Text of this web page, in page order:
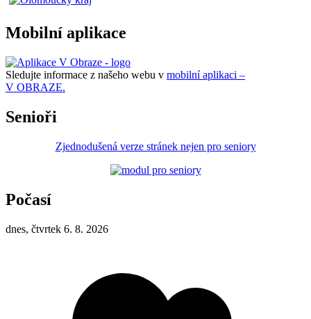
Mobilní aplikace
Sledujte informace z našeho webu v mobilní aplikaci –
V OBRAZE.
Senioři
Zjednodušená verze stránek nejen pro seniory
Počasí
dnes, čtvrtek 6. 8. 2026